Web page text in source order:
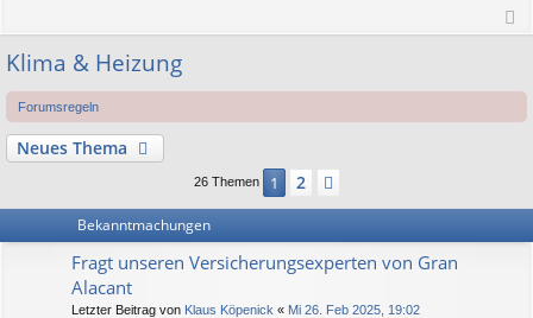
re
Klima & Heizung
Forumsregeln
Neues Thema
26 Themen 1 2
Bekanntmachungen
Fragt unseren Versicherungsexperten von Gran
Alacant
Letzter Beitrag von Klaus Köpenick « Mi 26. Feb 2025, 19:02